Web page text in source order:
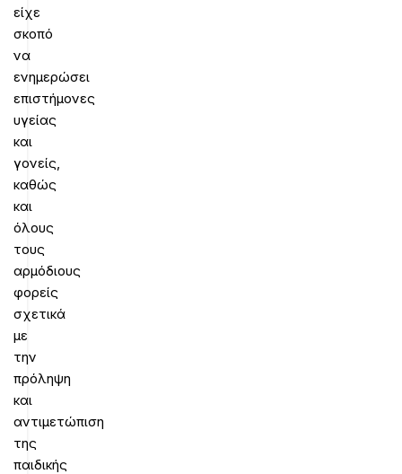
είχε
σκοπό
να
ενημερώσει
επιστήμονες
υγείας
και
γονείς,
καθώς
και
όλους
τους
αρμόδιους
φορείς
σχετικά
με
την
πρόληψη
και
αντιμετώπιση
της
παιδικής